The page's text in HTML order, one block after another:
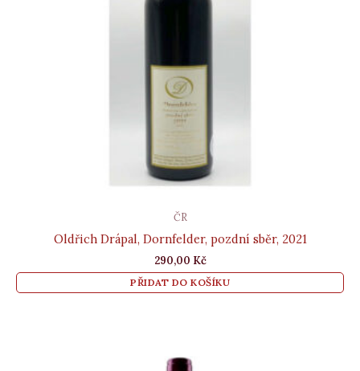
ČR
Oldřich Drápal, Dornfelder, pozdní sběr, 2021
290,00 Kč
PŘIDAT DO KOŠÍKU